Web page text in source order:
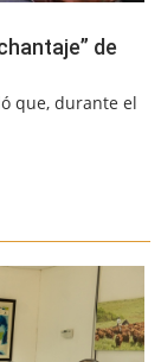
de
que, durante el